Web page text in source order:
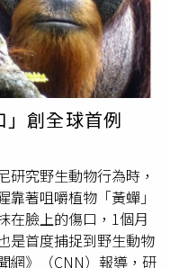
可以說「媽媽」
上」（up）等簡單的
新生兒的到來能讓娜塔
似乎並沒有對她的悲傷
為牠提供最大福祉，同
」創全球首例
究野生動物行為時，
著咀嚼植物「黃蟬」
在臉上的傷口，1個月
是首度捕捉到野生動物
網》（CNN）報導，研